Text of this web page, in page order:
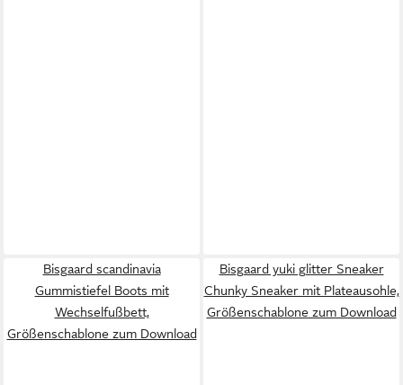
Bisgaard scandinavia
Gummistiefel Boots mit
Wechselfußbett,
Größenschablone zum Download
Bisgaard yuki glitter Sneaker
Chunky Sneaker mit Plateausohle,
Größenschablone zum Download